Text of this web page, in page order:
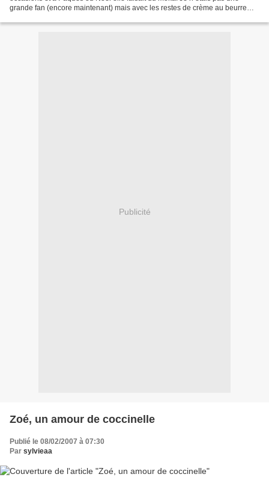
grande fan (encore maintenant) mais avec les restes de crème au beurre
Publicité
Zoé, un amour de coccinelle
Publié le 08/02/2007 à 07:30
Par sylvieaa